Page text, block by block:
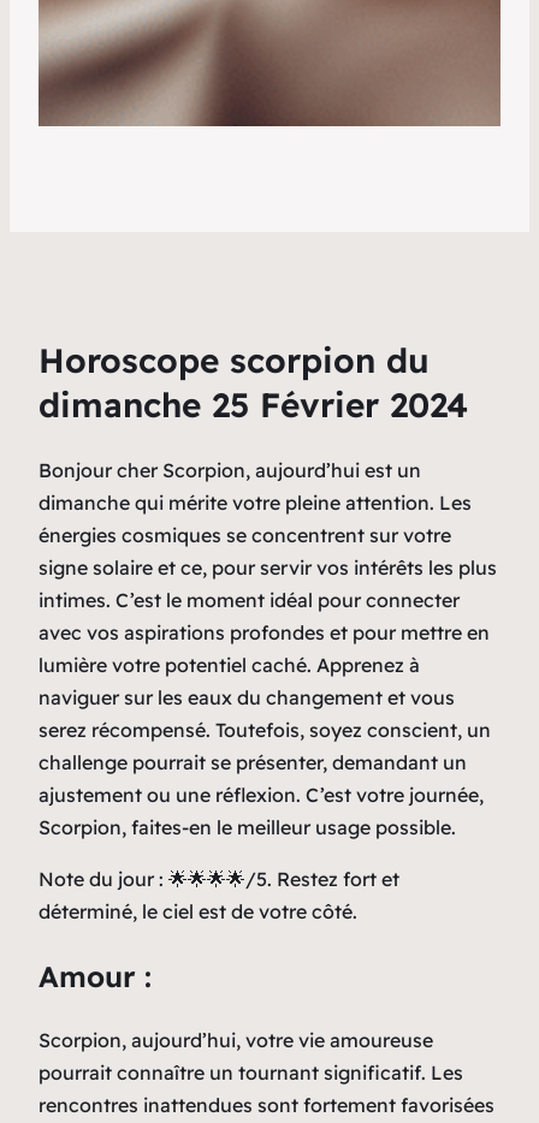
Horoscope scorpion du
dimanche 25 Février 2024
Bonjour cher Scorpion, aujourd’hui est un
dimanche qui mérite votre pleine attention. Les
énergies cosmiques se concentrent sur votre
signe solaire et ce, pour servir vos intérêts les plus
intimes. C’est le moment idéal pour connecter
avec vos aspirations profondes et pour mettre en
lumière votre potentiel caché. Apprenez à
naviguer sur les eaux du changement et vous
serez récompensé. Toutefois, soyez conscient, un
challenge pourrait se présenter, demandant un
ajustement ou une réflexion. C’est votre journée,
Scorpion, faites-en le meilleur usage possible.
Note du jour : 🌟🌟🌟🌟/5. Restez fort et
déterminé, le ciel est de votre côté.
Amour :
Scorpion, aujourd’hui, votre vie amoureuse
pourrait connaître un tournant significatif. Les
rencontres inattendues sont fortement favorisées